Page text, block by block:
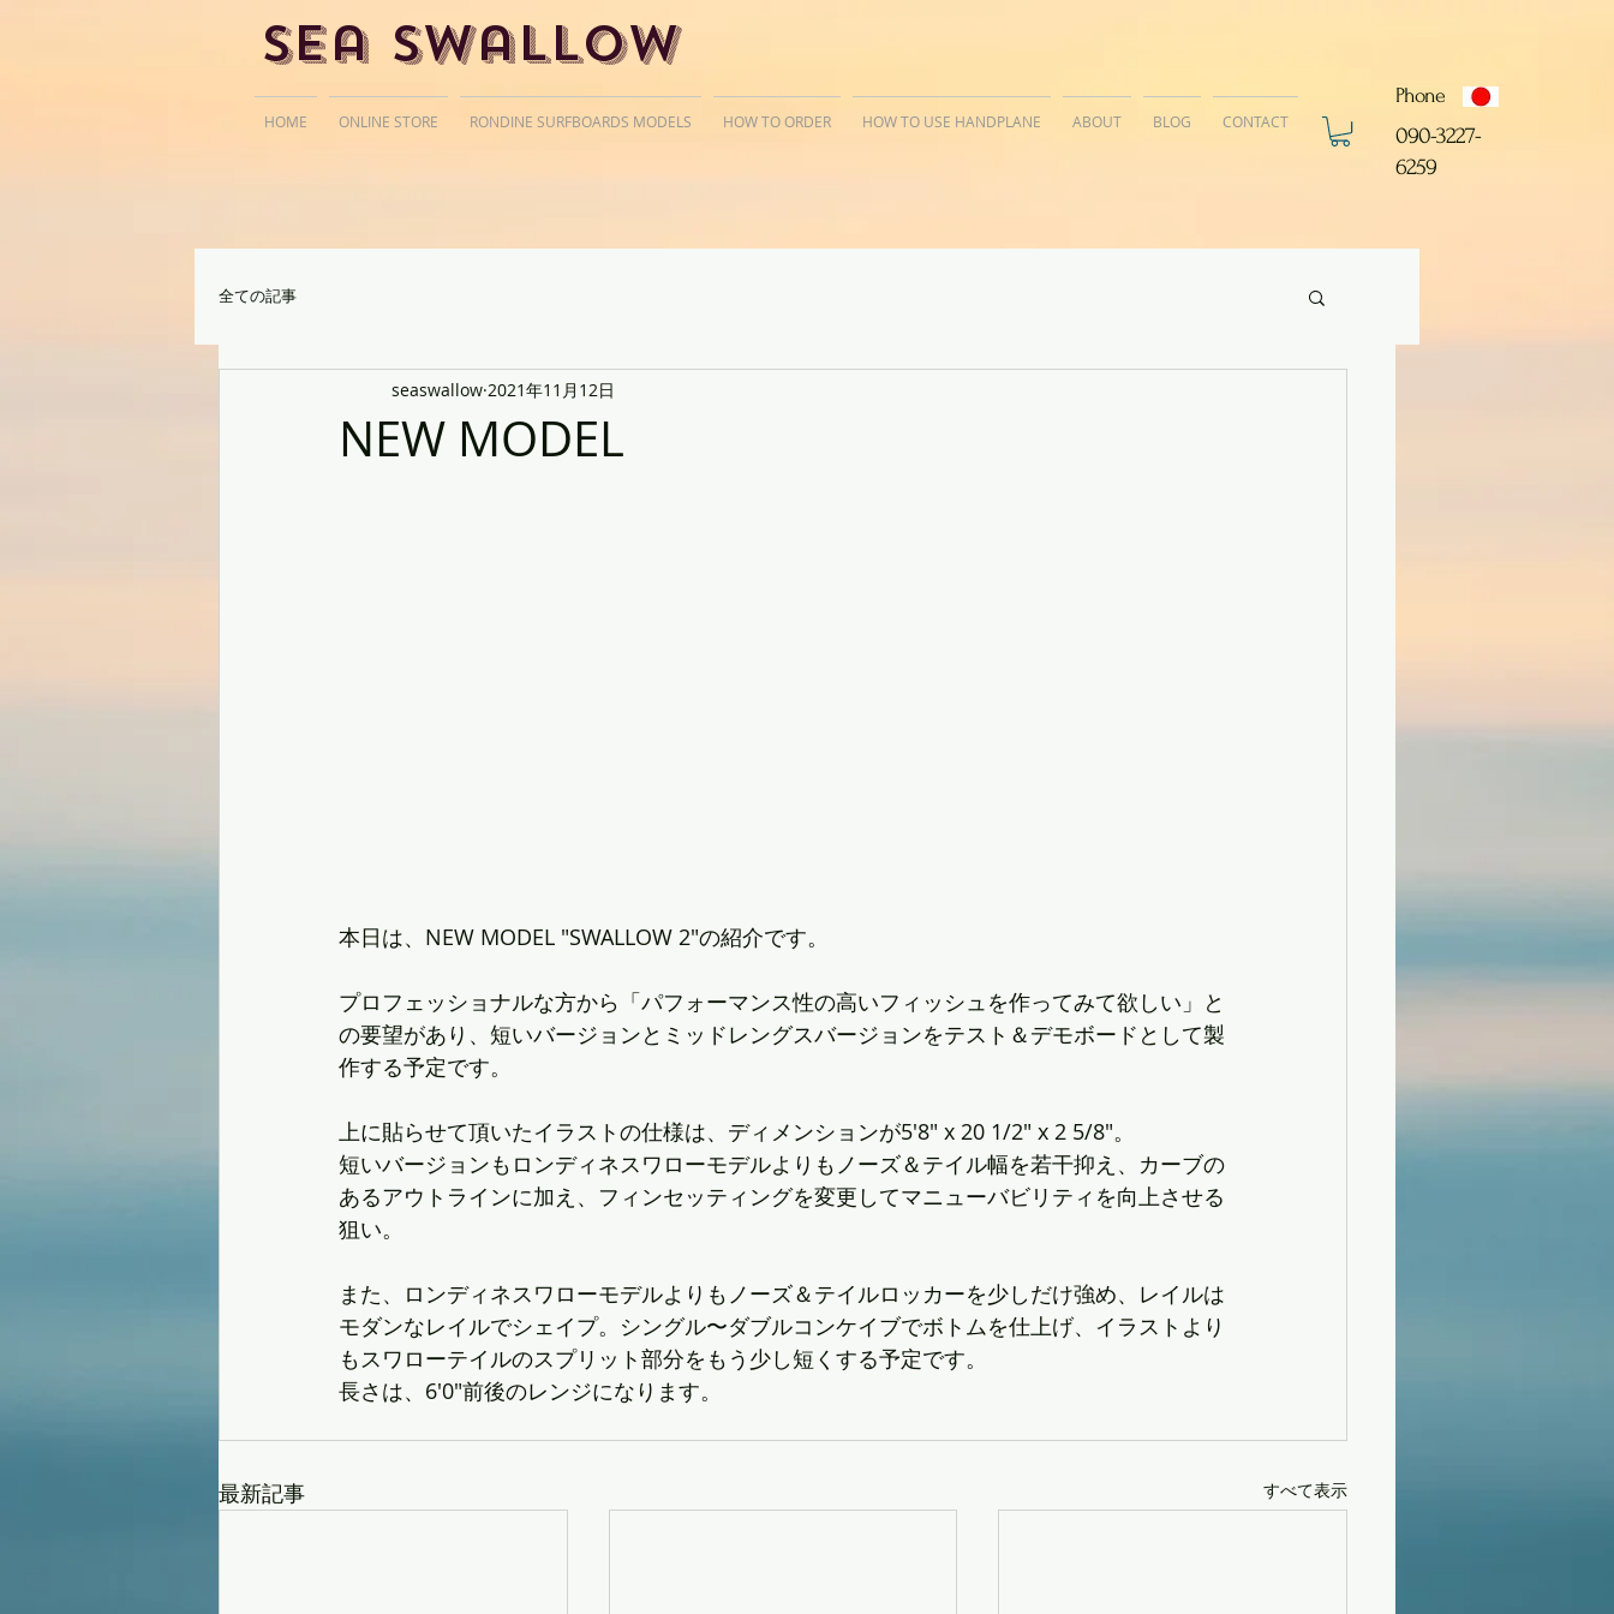
Sea Swallow
​090-3227-
6259
Phone
全ての記事
NEW MODEL
seaswallow 2021年11月12日
本日は、NEW MODEL "SWALLOW 2"の紹介です。
プロフェッショナルな方から「パフォーマンス性の高いフィッシュを作ってみて欲しい」と
の要望があり、短いバージョンとミッドレングスバージョンをテスト＆デモボードとして製
作する予定です。
上に貼らせて頂いたイラストの仕様は、ディメンションが5'8" x 20 1/2" x 2 5/8"。
短いバージョンもロンディネスワローモデルよりもノーズ＆テイル幅を若干抑え、カーブの
あるアウトラインに加え、フィンセッティングを変更してマニューバビリティを向上させる
狙い。
また、ロンディネスワローモデルよりもノーズ＆テイルロッカーを少しだけ強め、レイルは
モダンなレイルでシェイプ。シングル〜ダブルコンケイブでボトムを仕上げ、イラストより
もスワローテイルのスプリット部分をもう少し短くする予定です。
長さは、6'0"前後のレンジになります。
最新記事 すべて表示
HOME ONLINE STORE RONDINE SURFBOARDS MODELS HOW TO ORDER HOW TO USE HANDPLANE ABOUT BLOG CONTACT